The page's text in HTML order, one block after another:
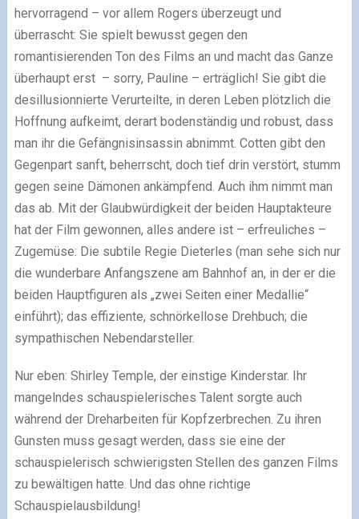
hervorragend – vor allem Rogers überzeugt und
überrascht: Sie spielt bewusst gegen den
romantisierenden Ton des Films an und macht das Ganze
überhaupt erst – sorry, Pauline – erträglich! Sie gibt die
desillusionnierte Verurteilte, in deren Leben plötzlich die
Hoffnung aufkeimt, derart bodenständig und robust, dass
man ihr die Gefängnisinsassin abnimmt. Cotten gibt den
Gegenpart sanft, beherrscht, doch tief drin verstört, stumm
gegen seine Dämonen ankämpfend. Auch ihm nimmt man
das ab. Mit der Glaubwürdigkeit der beiden Hauptakteure
hat der Film gewonnen, alles andere ist – erfreuliches –
Zugemüse: Die subtile Regie Dieterles (man sehe sich nur
die wunderbare Anfangszene am Bahnhof an, in der er die
beiden Hauptfiguren als „zwei Seiten einer Medallie“
einführt); das effiziente, schnörkellose Drehbuch; die
sympathischen Nebendarsteller.
Nur eben: Shirley Temple, der einstige Kinderstar. Ihr
mangelndes schauspielerisches Talent sorgte auch
während der Dreharbeiten für Kopfzerbrechen. Zu ihren
Gunsten muss gesagt werden, dass sie eine der
schauspielerisch schwierigsten Stellen des ganzen Films
zu bewältigen hatte. Und das ohne richtige
Schauspielausbildung!